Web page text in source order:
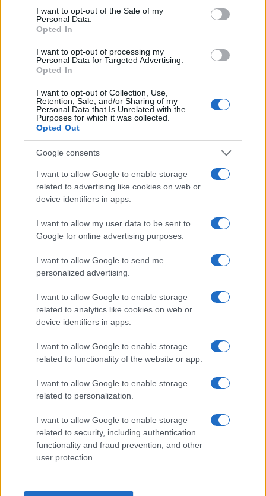
consent section.
I want to opt-out of the Sale of my
Personal Data.
Opted In
I want to opt-out of processing my
Personal Data for Targeted Advertising.
Opted In
I want to opt-out of Collection, Use,
Retention, Sale, and/or Sharing of my
Personal Data that Is Unrelated with the
Purposes for which it was collected.
Opted Out
Google consents
I want to allow Google to enable storage
related to advertising like cookies on web or
device identifiers in apps.
I want to allow my user data to be sent to
Google for online advertising purposes.
I want to allow Google to send me
personalized advertising.
I want to allow Google to enable storage
related to analytics like cookies on web or
device identifiers in apps.
I want to allow Google to enable storage
related to functionality of the website or app.
I want to allow Google to enable storage
related to personalization.
I want to allow Google to enable storage
related to security, including authentication
functionality and fraud prevention, and other
user protection.
CSI Bergamo: Tra Corsi, Eventi e Protezione dei Dati
Personali
Francesca Lombardi · 29 Lug 2026
Quando il gioco di squadra insegna a vivere: calcio, storia e
valore educativo
Francesca Lombardi · 27 Lug 2026